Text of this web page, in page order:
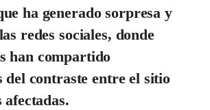
ha generado sorpresa y
redes sociales, donde
han compartido
del contraste entre el sitio
afectadas.